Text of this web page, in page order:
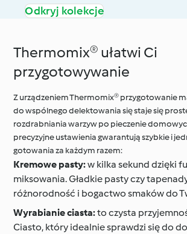
Odkryj kolekcje
Thermomix® ułatwi Ci
przygotowywanie
Z urządzeniem Thermomix® przygotowanie
do wspólnego delektowania się staje się
rozdrabniania warzyw po pieczenie
precyzyjne ustawienia gwarantują szybkie i
gotowania za każdym razem:
Kremowe pasty:w kilka sekund dzięki
miksowania. Gładkie pasty czy
różnorodność i bogactwo smaków do
Wyrabianie ciasta:to czysta
Ciasto, który idealnie sprawdzi się do